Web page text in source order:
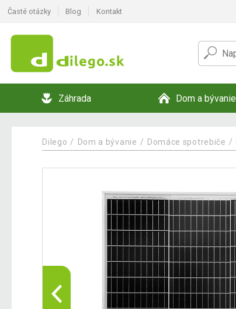
Časté otázky Blog Kontakt
Záhrada Dom a bývanie
Dilego Dom a bývanie Domáce spotrebiče